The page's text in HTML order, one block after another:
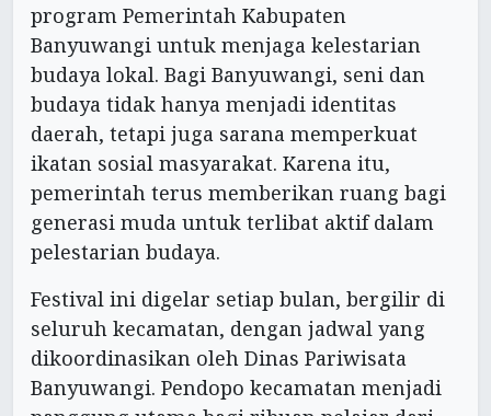
program Pemerintah Kabupaten
Banyuwangi untuk menjaga kelestarian
budaya lokal. Bagi Banyuwangi, seni dan
budaya tidak hanya menjadi identitas
daerah, tetapi juga sarana memperkuat
ikatan sosial masyarakat. Karena itu,
pemerintah terus memberikan ruang bagi
generasi muda untuk terlibat aktif dalam
pelestarian budaya.
Festival ini digelar setiap bulan, bergilir di
seluruh kecamatan, dengan jadwal yang
dikoordinasikan oleh Dinas Pariwisata
Banyuwangi. Pendopo kecamatan menjadi